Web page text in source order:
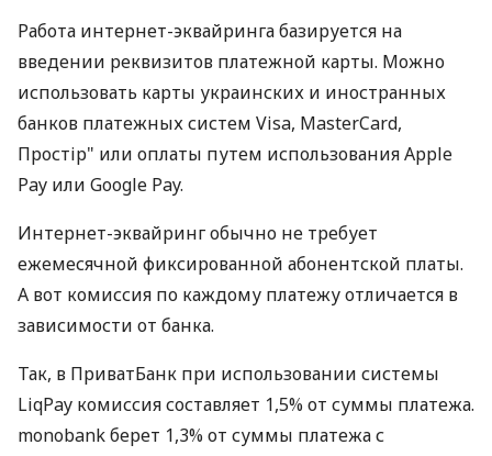
Работа интернет-эквайринга базируется на
введении реквизитов платежной карты. Можно
использовать карты украинских и иностранных
банков платежных систем Visa, MasterCard,
Простір" или оплаты путем использования Apple
Pay или Google Pay.
Интернет-эквайринг обычно не требует
ежемесячной фиксированной абонентской платы.
А вот комиссия по каждому платежу отличается в
зависимости от банка.
Так, в ПриватБанк при использовании системы
LiqPay комиссия составляет 1,5% от суммы платежа.
monobank берет 1,3% от суммы платежа с